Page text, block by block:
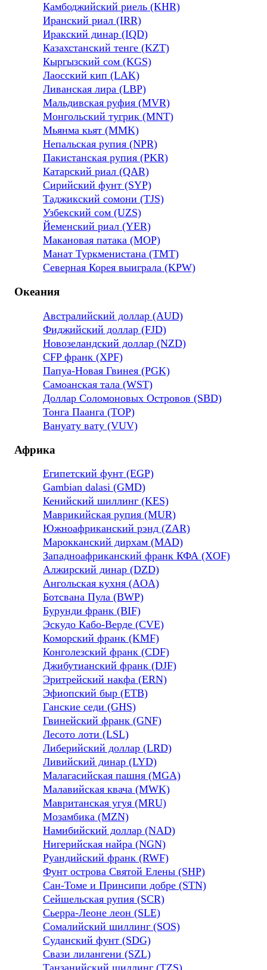
Камбоджийский риель (KHR)
Иранский риал (IRR)
Иракский динар (IQD)
Казахстанский тенге (KZT)
Кыргызский сом (KGS)
Лаосский кип (LAK)
Ливанская лира (LBP)
Мальдивская руфия (MVR)
Монгольский тугрик (MNT)
Мьянма кьят (MMK)
Непальская рупия (NPR)
Пакистанская рупия (PKR)
Катарский риал (QAR)
Сирийский фунт (SYP)
Таджикский сомони (TJS)
Узбекский сом (UZS)
Йеменский риал (YER)
Макановая патака (MOP)
Манат Туркменистана (TMT)
Северная Корея выиграла (KPW)
Океания
Австралийский доллар (AUD)
Фиджийский доллар (FJD)
Новозеландский доллар (NZD)
CFP франк (XPF)
Папуа-Новая Гвинея (PGK)
Самоанская тала (WST)
Доллар Соломоновых Островов (SBD)
Тонга Паанга (TOP)
Вануату вату (VUV)
Африка
Египетский фунт (EGP)
Gambian dalasi (GMD)
Кенийский шиллинг (KES)
Маврикийская рупия (MUR)
Южноафриканский рэнд (ZAR)
Марокканский дирхам (MAD)
Западноафриканский франк КФА (XOF)
Алжирский динар (DZD)
Ангольская кухня (AOA)
Ботсвана Пула (BWP)
Бурунди франк (BIF)
Эскудо Кабо-Верде (CVE)
Коморский франк (KMF)
Конголезский франк (CDF)
Джибутианский франк (DJF)
Эритрейский накфа (ERN)
Эфиопский быр (ETB)
Ганские седи (GHS)
Гвинейский франк (GNF)
Лесото лоти (LSL)
Либерийский доллар (LRD)
Ливийский динар (LYD)
Малагасийская пашня (MGA)
Малавийская квача (MWK)
Мавританская угуя (MRU)
Мозамбика (MZN)
Намибийский доллар (NAD)
Нигерийская найра (NGN)
Руандийский франк (RWF)
Фунт острова Святой Елены (SHP)
Сан-Томе и Принсипи добре (STN)
Сейшельская рупия (SCR)
Сьерра-Леоне леон (SLE)
Сомалийский шиллинг (SOS)
Суданский фунт (SDG)
Свази лилангени (SZL)